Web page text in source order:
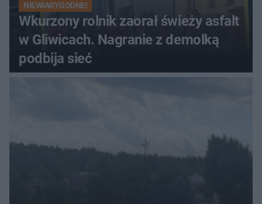
NIEWIARYGODNE!
Wkurzony rolnik zaorał świeży asfalt
w Gliwicach. Nagranie z demolką
podbija sieć